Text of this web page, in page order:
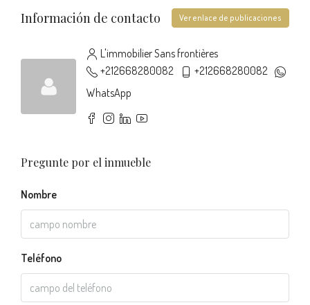
Información de contacto Ver enlace de publicaciones
L'immobilier Sans frontières
+212668280082
+212668280082
WhatsApp
Pregunte por el inmueble
Nombre
Teléfono